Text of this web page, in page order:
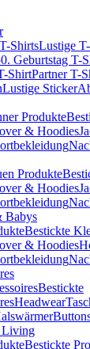
ShirtsLustige
Geburtstag T-
ShirtPartner T-
Lustige Sticker
Produkte
& Hoodies
Produkte
& Hoodies
Babys
Bestickte
& Hoodies
Bestickte
Headwear
Living
Bestickte